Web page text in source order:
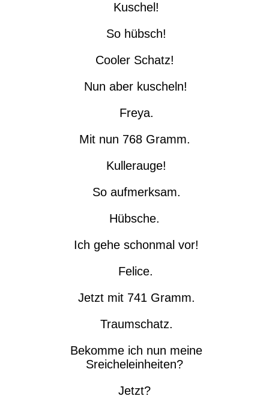
Kuschel!
So hübsch!
Cooler Schatz!
Nun aber kuscheln!
Freya.
Mit nun 768 Gramm.
Kullerauge!
So aufmerksam.
Hübsche.
Ich gehe schonmal vor!
Felice.
Jetzt mit 741 Gramm.
Traumschatz.
Bekomme ich nun meine
Sreicheleinheiten?
Jetzt?